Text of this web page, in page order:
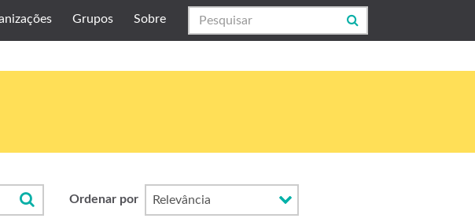
Grupos Sobre
Ordenar por